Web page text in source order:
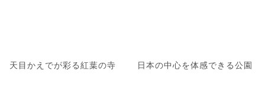
天目かえでが彩る紅葉の寺 日本の中心を体感できる公園